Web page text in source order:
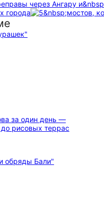
города
за один день —
рисовых террас